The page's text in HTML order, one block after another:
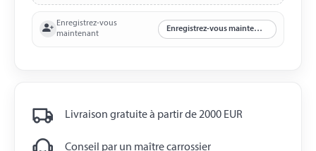
Enregistrez-vous
maintenant
Enregistrez-vous maintenant
Livraison gratuite à partir de 2000 EUR
Conseil par un maître carrossier